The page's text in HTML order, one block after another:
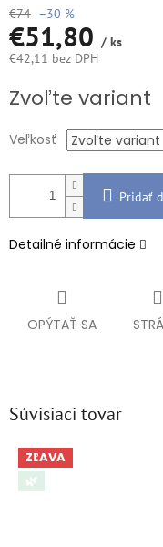
€74 –30 %
€51,80 / ks
€42,11 bez DPH
cena:
Zvoľte variant
Veľkosť
Pridať
Detailné informácie
OPÝTAŤ SA
Súvisiaci tovar
ZĽAVA
🌿